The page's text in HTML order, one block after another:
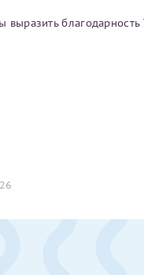
выразить
центра